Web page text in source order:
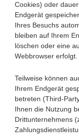
Cookies) oder
Endgerät
Ihres Besuchs
bleiben auf Ihrem
löschen oder eine
Webbrowser erfolgt.
Teilweise können
Ihrem Endgerät
betreten (Third-
Ihnen die Nutzung
Drittunternehmens